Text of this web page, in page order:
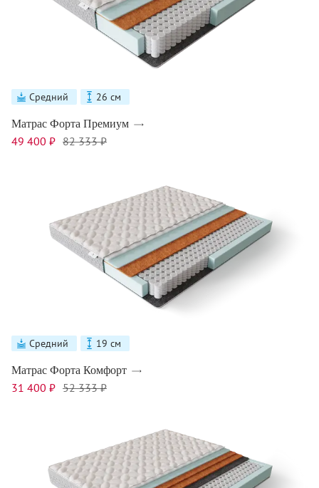
Средний 26 см
Матрас Форта Премиум
49 400 ₽ 82 333 ₽
Средний 19 см
Матрас Форта Комфорт
31 400 ₽ 52 333 ₽